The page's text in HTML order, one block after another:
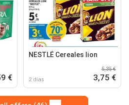
€
NESTLÉ Cereales lion
2 días
5,35 €
3,75 €